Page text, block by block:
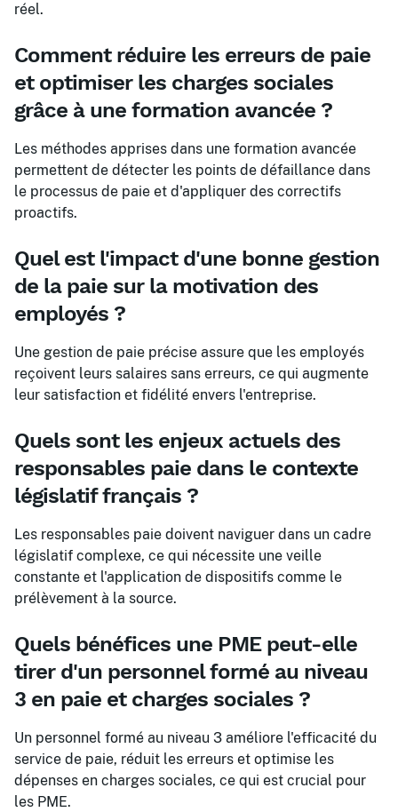
réel.
Comment réduire les erreurs de paie
et optimiser les charges sociales
grâce à une formation avancée ?
Les méthodes apprises dans une formation avancée
permettent de détecter les points de défaillance dans
le processus de paie et d'appliquer des correctifs
proactifs.
Quel est l'impact d'une bonne gestion
de la paie sur la motivation des
employés ?
Une gestion de paie précise assure que les employés
reçoivent leurs salaires sans erreurs, ce qui augmente
leur satisfaction et fidélité envers l'entreprise.
Quels sont les enjeux actuels des
responsables paie dans le contexte
législatif français ?
Les responsables paie doivent naviguer dans un cadre
législatif complexe, ce qui nécessite une veille
constante et l'application de dispositifs comme le
prélèvement à la source.
Quels bénéfices une PME peut-elle
tirer d'un personnel formé au niveau
3 en paie et charges sociales ?
Un personnel formé au niveau 3 améliore l'efficacité du
service de paie, réduit les erreurs et optimise les
dépenses en charges sociales, ce qui est crucial pour
les PME.